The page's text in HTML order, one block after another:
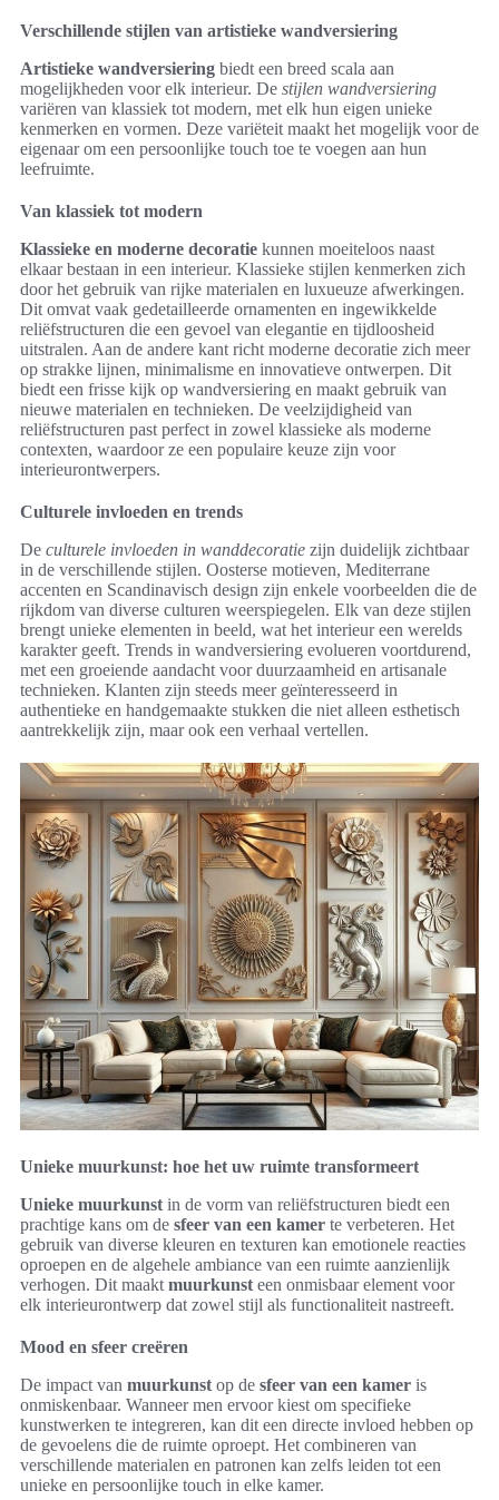
Verschillende stijlen van artistieke wandversiering
Artistieke wandversiering biedt een breed scala aan
mogelijkheden voor elk interieur. De stijlen wandversiering
variëren van klassiek tot modern, met elk hun eigen unieke
kenmerken en vormen. Deze variëteit maakt het mogelijk voor de
eigenaar om een persoonlijke touch toe te voegen aan hun
leefruimte.
Van klassiek tot modern
Klassieke en moderne decoratie kunnen moeiteloos naast
elkaar bestaan in een interieur. Klassieke stijlen kenmerken zich
door het gebruik van rijke materialen en luxueuze afwerkingen.
Dit omvat vaak gedetailleerde ornamenten en ingewikkelde
reliëfstructuren die een gevoel van elegantie en tijdloosheid
uitstralen. Aan de andere kant richt moderne decoratie zich meer
op strakke lijnen, minimalisme en innovatieve ontwerpen. Dit
biedt een frisse kijk op wandversiering en maakt gebruik van
nieuwe materialen en technieken. De veelzijdigheid van
reliëfstructuren past perfect in zowel klassieke als moderne
contexten, waardoor ze een populaire keuze zijn voor
interieurontwerpers.
Culturele invloeden en trends
De culturele invloeden in wanddecoratie zijn duidelijk zichtbaar
in de verschillende stijlen. Oosterse motieven, Mediterrane
accenten en Scandinavisch design zijn enkele voorbeelden die de
rijkdom van diverse culturen weerspiegelen. Elk van deze stijlen
brengt unieke elementen in beeld, wat het interieur een werelds
karakter geeft. Trends in wandversiering evolueren voortdurend,
met een groeiende aandacht voor duurzaamheid en artisanale
technieken. Klanten zijn steeds meer geïnteresseerd in
authentieke en handgemaakte stukken die niet alleen esthetisch
aantrekkelijk zijn, maar ook een verhaal vertellen.
Unieke muurkunst: hoe het uw ruimte transformeert
Unieke muurkunst in de vorm van reliëfstructuren biedt een
prachtige kans om de sfeer van een kamer te verbeteren. Het
gebruik van diverse kleuren en texturen kan emotionele reacties
oproepen en de algehele ambiance van een ruimte aanzienlijk
verhogen. Dit maakt muurkunst een onmisbaar element voor
elk interieurontwerp dat zowel stijl als functionaliteit nastreeft.
Mood en sfeer creëren
De impact van muurkunst op de sfeer van een kamer is
onmiskenbaar. Wanneer men ervoor kiest om specifieke
kunstwerken te integreren, kan dit een directe invloed hebben op
de gevoelens die de ruimte oproept. Het combineren van
verschillende materialen en patronen kan zelfs leiden tot een
unieke en persoonlijke touch in elke kamer.